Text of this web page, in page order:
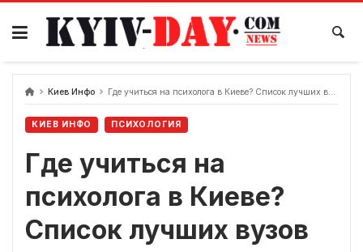
перейти
содержанию
Киев Инфо Где учиться на психолога в Киеве? Список лучших вузов
КИЕВ ИНФО ПСИХОЛОГИЯ
Где учиться на
психолога в Киеве?
Список лучших вузов